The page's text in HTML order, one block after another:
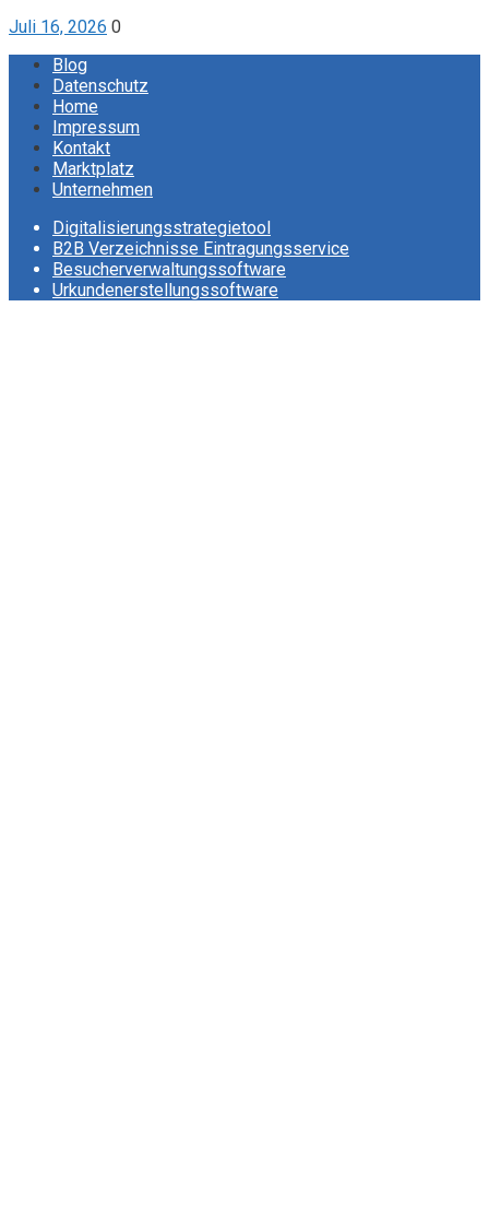
Juli 16, 2026 0
Blog
Datenschutz
Home
Impressum
Kontakt
Marktplatz
Unternehmen
Digitalisierungsstrategietool
B2B Verzeichnisse Eintragungsservice
Besucherverwaltungssoftware
Urkundenerstellungssoftware